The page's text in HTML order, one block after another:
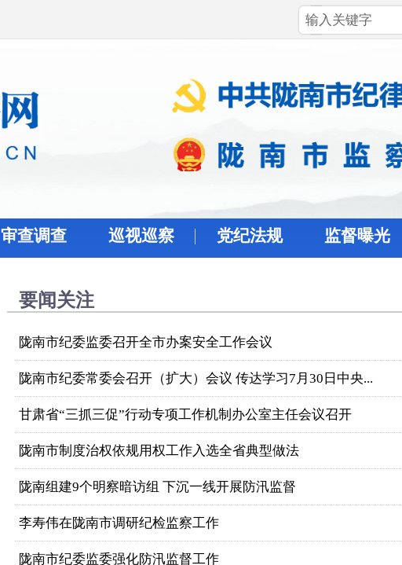
审查调查 巡视巡察 党纪法规 监督曝光
要闻关注
陇南市纪委监委召开全市办案安全工作会议
陇南市纪委常委会召开（扩大）会议 传达学习7月30日中央...
甘肃省“三抓三促”行动专项工作机制办公室主任会议召开
陇南市制度治权依规用权工作入选全省典型做法
陇南组建9个明察暗访组 下沉一线开展防汛监督
李寿伟在陇南市调研纪检监察工作
陇南市纪委监委强化防汛监督工作